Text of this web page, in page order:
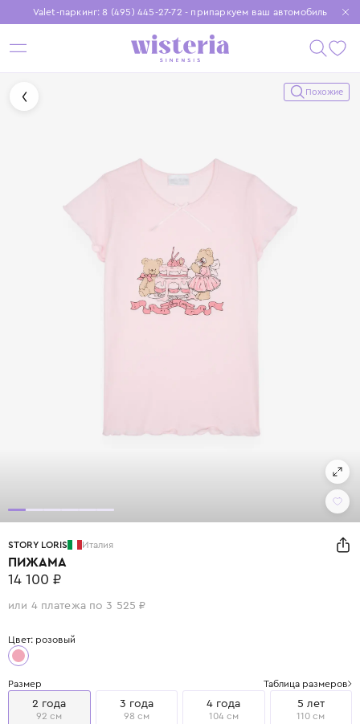
Valet-паркинг: 8 (495) 445-27-72 - припаркуем ваш автомобиль
Бесплатная доставка при заказе от 15 000 ₽
Установите приложение, чтобы покупки были еще удобнее
Похожие
STORY LORIS Италия
ПИЖАМА
14 100 ₽
или 4 платежа по 3 525 ₽
Цвет: розовый
Размер Таблица размеров
2 года
92 см
3 года
98 см
4 года
104 см
5 лет
110 см